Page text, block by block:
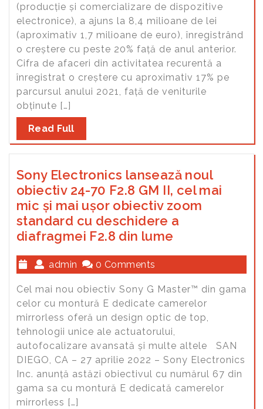
(producție și comercializare de dispozitive
electronice), a ajuns la 8,4 milioane de lei
(aproximativ 1,7 milioane de euro), înregistrând
o creștere cu peste 20% față de anul anterior.
Cifra de afaceri din activitatea recurentă a
înregistrat o creștere cu aproximativ 17% pe
parcursul anului 2021, față de veniturile
obținute […]
Read Full
Sony Electronics lansează noul
obiectiv 24-70 F2.8 GM II, cel mai
mic și mai ușor obiectiv zoom
standard cu deschidere a
diafragmei F2.8 din lume
admin 0 Comments
Cel mai nou obiectiv Sony G Master™ din gama
celor cu montură E dedicate camerelor
mirrorless oferă un design optic de top,
tehnologii unice ale actuatorului,
autofocalizare avansată și multe altele SAN
DIEGO, CA – 27 aprilie 2022 – Sony Electronics
Inc. anunță astăzi obiectivul cu numărul 67 din
gama sa cu montură E dedicată camerelor
mirrorless […]